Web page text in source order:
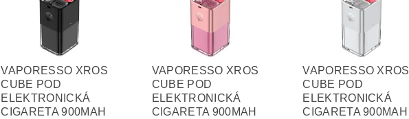
VAPORESSO XROS
CUBE POD
ELEKTRONICKÁ
CIGARETA 900MAH
VAPORESSO XROS
CUBE POD
ELEKTRONICKÁ
CIGARETA 900MAH
VAPORESSO XROS
CUBE POD
ELEKTRONICKÁ
CIGARETA 900MAH